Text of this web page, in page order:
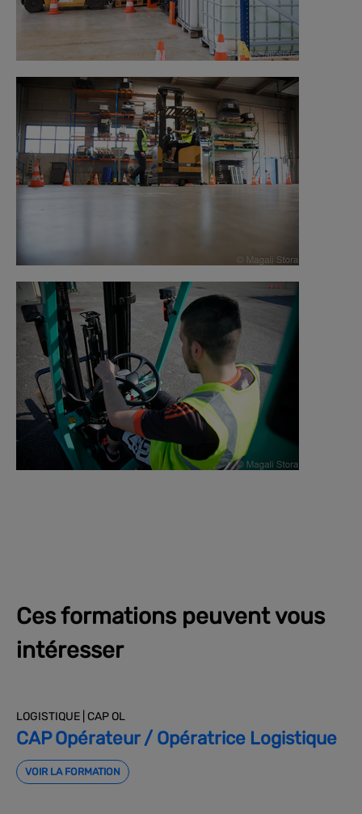
Ces formations peuvent vous
intéresser
LOGISTIQUE | CAP OL
CAP Opérateur / Opératrice Logistique
VOIR LA FORMATION